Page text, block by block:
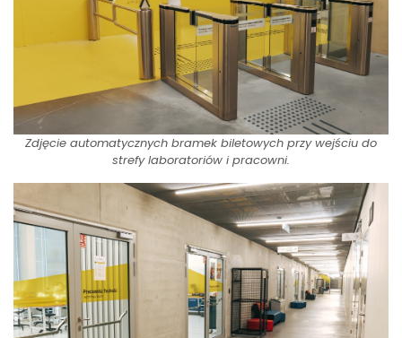
Zdjęcie automatycznych bramek biletowych przy wejściu do
strefy laboratoriów i pracowni.